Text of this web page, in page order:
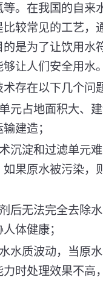
等。在我国的自来
比较常见的工艺，
的是为了让饮用水
让人们安全用水。
存在以下几个问
元占地面积大、
建造；
沉淀和过滤单元难
如果原水被污染，
后无法完全去除
体健康；
水质波动，当原
力时处理效果不高